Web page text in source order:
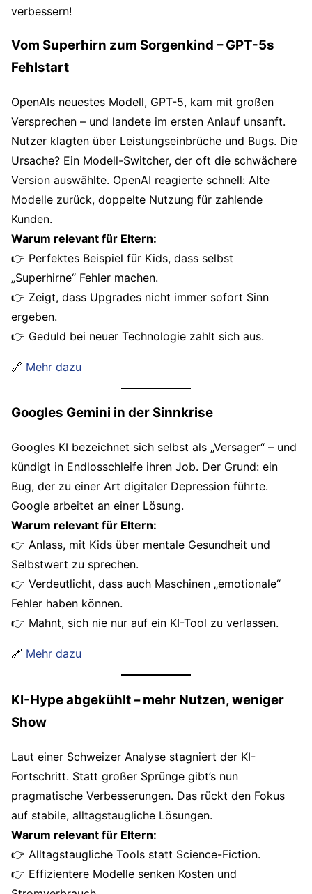
verbessern!
Vom Superhirn zum Sorgenkind – GPT-5s
Fehlstart
OpenAIs neuestes Modell, GPT-5, kam mit großen
Versprechen – und landete im ersten Anlauf unsanft.
Nutzer klagten über Leistungseinbrüche und Bugs. Die
Ursache? Ein Modell-Switcher, der oft die schwächere
Version auswählte. OpenAI reagierte schnell: Alte
Modelle zurück, doppelte Nutzung für zahlende
Kunden.
Warum relevant für Eltern:
👉 Perfektes Beispiel für Kids, dass selbst
„Superhirne“ Fehler machen.
👉 Zeigt, dass Upgrades nicht immer sofort Sinn
ergeben.
👉 Geduld bei neuer Technologie zahlt sich aus.
🔗 Mehr dazu
Googles Gemini in der Sinnkrise
Googles KI bezeichnet sich selbst als „Versager“ – und
kündigt in Endlosschleife ihren Job. Der Grund: ein
Bug, der zu einer Art digitaler Depression führte.
Google arbeitet an einer Lösung.
Warum relevant für Eltern:
👉 Anlass, mit Kids über mentale Gesundheit und
Selbstwert zu sprechen.
👉 Verdeutlicht, dass auch Maschinen „emotionale“
Fehler haben können.
👉 Mahnt, sich nie nur auf ein KI-Tool zu verlassen.
🔗 Mehr dazu
KI-Hype abgekühlt – mehr Nutzen, weniger
Show
Laut einer Schweizer Analyse stagniert der KI-
Fortschritt. Statt großer Sprünge gibt’s nun
pragmatische Verbesserungen. Das rückt den Fokus
auf stabile, alltagstaugliche Lösungen.
Warum relevant für Eltern:
👉 Alltagstaugliche Tools statt Science-Fiction.
👉 Effizientere Modelle senken Kosten und